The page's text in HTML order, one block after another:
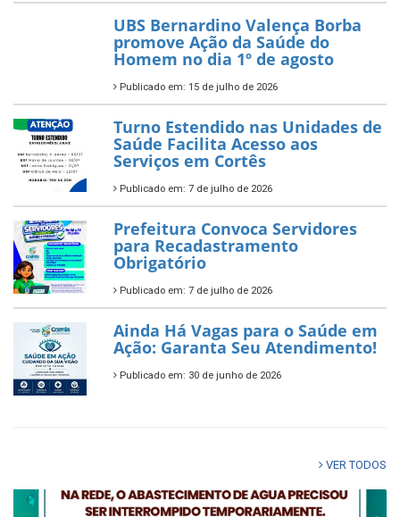
UBS Bernardino Valença Borba
promove Ação da Saúde do
Homem no dia 1º de agosto
Publicado em: 15 de julho de 2026
Turno Estendido nas Unidades de
Saúde Facilita Acesso aos
Serviços em Cortês
Publicado em: 7 de julho de 2026
Prefeitura Convoca Servidores
para Recadastramento
Obrigatório
Publicado em: 7 de julho de 2026
Ainda Há Vagas para o Saúde em
Ação: Garanta Seu Atendimento!
Publicado em: 30 de junho de 2026
VER TODOS